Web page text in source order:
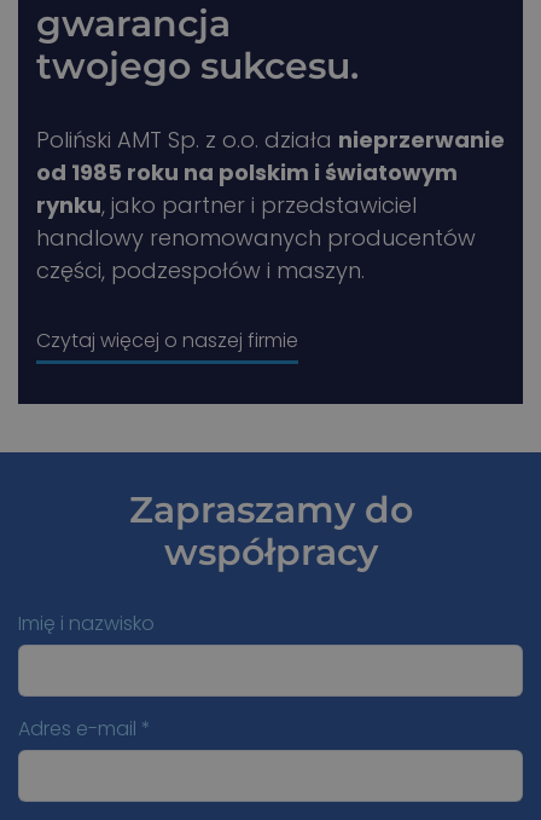
gwarancja
twojego sukcesu.
Poliński AMT Sp. z o.o. działa nieprzerwanie
od 1985 roku na polskim i światowym
rynku, jako partner i przedstawiciel
handlowy renomowanych producentów
części, podzespołów i maszyn.
Czytaj więcej o naszej firmie
Zapraszamy do
współpracy
Imię i nazwisko
Adres e-mail *